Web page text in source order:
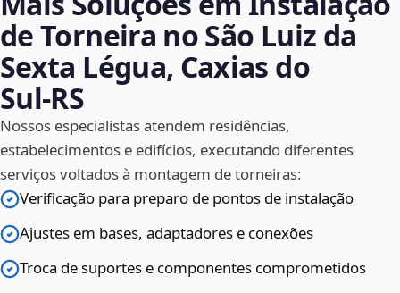
de Torneira no São Luiz da
Sexta Légua, Caxias do
Sul‑RS
Nossos especialistas atendem residências,
estabelecimentos e edifícios, executando diferentes
serviços voltados à montagem de torneiras:
Verificação para preparo de pontos de instalação
Ajustes em bases, adaptadores e conexões
Troca de suportes e componentes comprometidos